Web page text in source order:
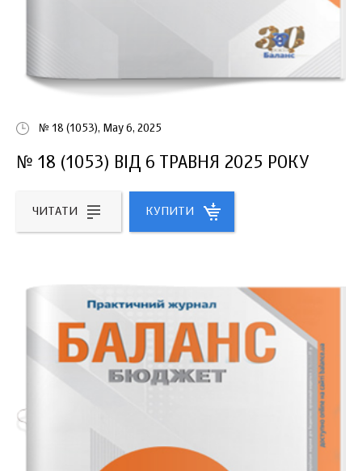
№ 18 (1053), May 6, 2025
№ 18 (1053) ВІД 6 ТРАВНЯ 2025 РОКУ
ЧИТАТИ КУПИТИ